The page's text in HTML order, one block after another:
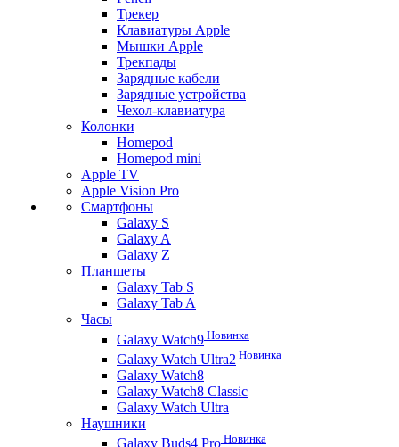
Трекер
Клавиатуры Apple
Мышки Apple
Трекпады
Зарядные кабели
Зарядные устройства
Чехол-клавиатура
Колонки
Homepod
Homepod mini
Apple TV
Apple Vision Pro
Смартфоны
Galaxy S
Galaxy A
Galaxy Z
Планшеты
Galaxy Tab S
Galaxy Tab A
Часы
Galaxy Watch9 Новинка
Galaxy Watch Ultra2 Новинка
Galaxy Watch8
Galaxy Watch8 Classic
Galaxy Watch Ultra
Наушники
Galaxy Buds4 Pro Новинка